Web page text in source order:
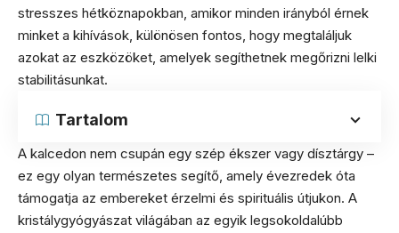
stresszes hétköznapokban, amikor minden irányból érnek
minket a kihívások, különösen fontos, hogy megtaláljuk
azokat az eszközöket, amelyek segíthetnek megőrizni lelki
stabilitásunkat.
Tartalom
A kalcedon nem csupán egy szép ékszer vagy dísztárgy –
ez egy olyan természetes segítő, amely évezredek óta
támogatja az embereket érzelmi és spirituális útjukon. A
kristálygyógyászat világában az egyik legsokoldalúbb